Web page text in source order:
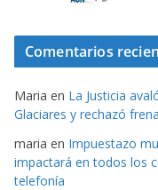
Comentarios
Maria en La Justicia
Glaciares y rechazó
maria en Impuestazo
impactará en todos los
telefonía